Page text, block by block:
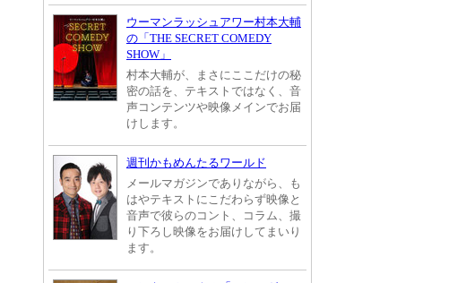
ウーマンラッシュアワー村本大輔
の「THE SECRET COMEDY
SHOW」
村本大輔が、まさにここだけの秘
密の話を、テキストではなく、音
声コンテンツや映像メインでお届
けします。
週刊かもめんたるワールド
メールマガジンでありながら、も
はやテキストにこだわらず映像と
音声で彼らのコント、コラム、撮
り下ろし映像をお届けしてまいり
ます。